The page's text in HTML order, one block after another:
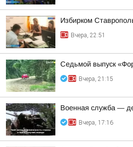
Избирком
Вчера, 22:51
Седьмой выпуск
Вчера, 21:15
Военная служба —
Вчера, 17:16